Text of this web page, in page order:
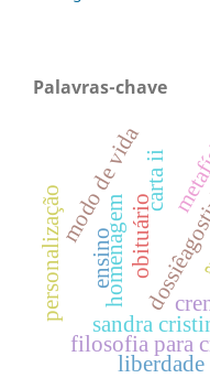
Palavras-chave
carta ii
sandra
obituário
homenagem
modo de vida
filosofia para
personalização
liberdade
ensino